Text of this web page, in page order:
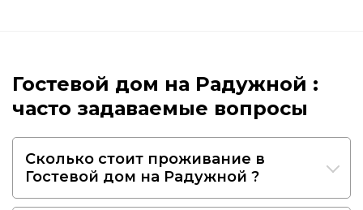
Гостевой дом на Радужной :
часто задаваемые вопросы
Сколько стоит проживание в
Гостевой дом на Радужной ?